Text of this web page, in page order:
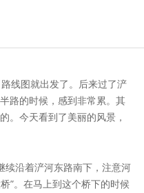
线图就出发了。后来过了浐
路的时候，感到非常累。其
。今天看到了美丽的风景，
续沿着浐河东路南下，注意河
”。在马上到这个桥下的时候